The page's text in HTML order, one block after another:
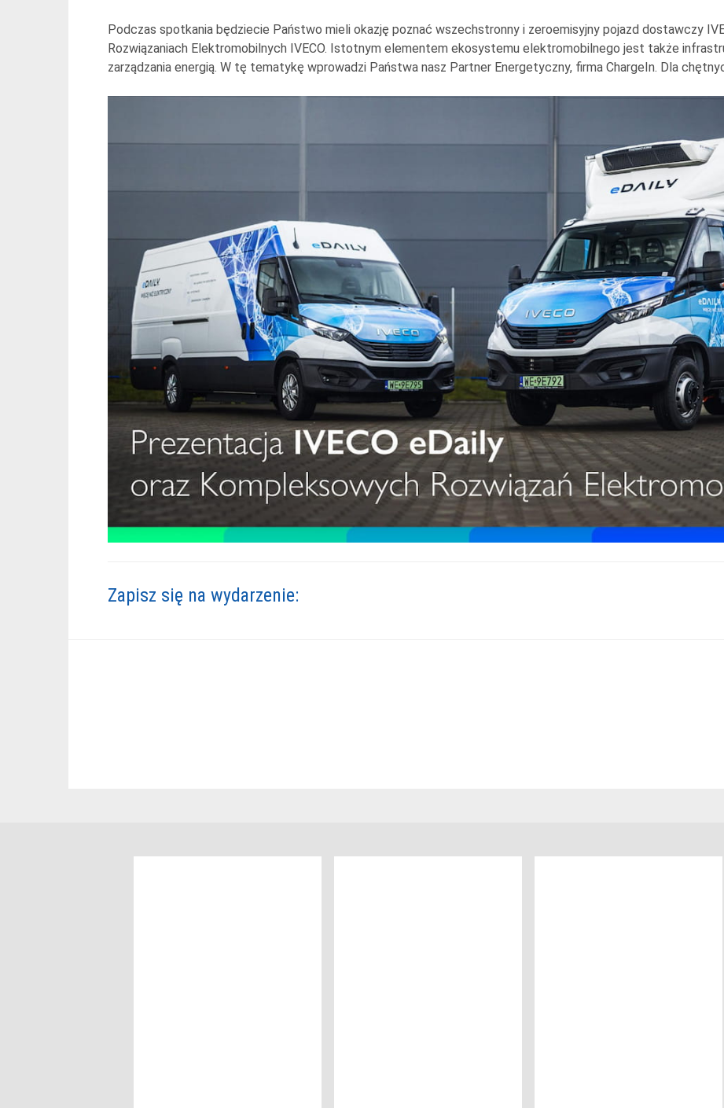
Podczas spotkania będziecie Państwo mieli okazję poznać wszechstronny i zeroemisyjny pojazd dostawczy
Rozwiązaniach Elektromobilnych IVECO. Istotnym elementem ekosystemu elektromobilnego jest także
zarządzania energią. W tę tematykę wprowadzi Państwa nasz Partner Energetyczny, firma ChargeIn. Dla
Zapisz się na wydarzenie: